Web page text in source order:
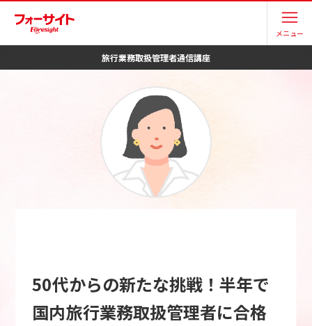
メニュー
旅行業務取扱管理者通信講座
50代からの新たな挑戦！半年で
国内旅行業務取扱管理者に合格